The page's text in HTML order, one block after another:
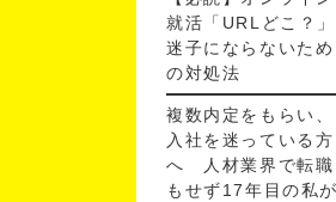
就活「URLどこ？」
迷子にならないため
の対処法
複数内定をもらい、
入社を迷っている方
へ 人材業界で転職
もせず17年目の私が